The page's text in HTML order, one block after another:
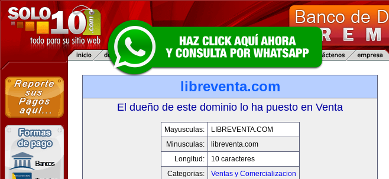
libreventa.com
El dueño de este dominio lo ha puesto en Venta
Mayusculas:
LIBREVENTA.COM
Minusculas:
libreventa.com
Longitud:
10 caracteres
Categorias:
Ventas y Comercializacion